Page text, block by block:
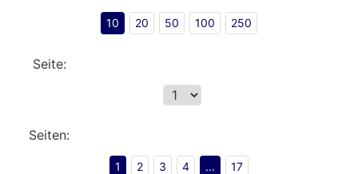
10 20 50 100 250
Seite:
Seiten:
1 2 3 4 ... 17